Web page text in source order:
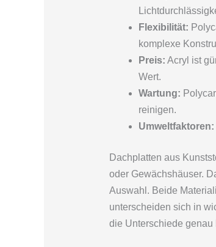
Flexibilität:
komplexe
Preis: Acryl ist
Wert.
Wartung:
reinigen.
Umweltfaktoren:
Dachplatten aus
oder Gewächshäuser.
Auswahl. Beide
unterscheiden sich in
die Unterschiede genau